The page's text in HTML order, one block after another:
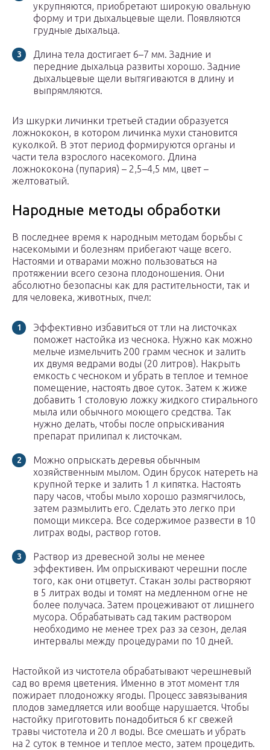
укрупняются, приобретают широкую овальную
форму и три дыхальцевые щели. Появляются
грудные дыхальца.
Длина тела достигает 6–7 мм. Задние и
передние дыхальца развиты хорошо. Задние
дыхальцевые щели вытягиваются в длину и
выпрямляются.
Из шкурки личинки третьей стадии образуется
ложнококон, в котором личинка мухи становится
куколкой. В этот период формируются органы и
части тела взрослого насекомого. Длина
ложнококона (пупария) – 2,5–4,5 мм, цвет –
желтоватый.
Народные методы обработки
В последнее время к народным методам борьбы с
насекомыми и болезням прибегают чаще всего.
Настоями и отварами можно пользоваться на
протяжении всего сезона плодоношения. Они
абсолютно безопасны как для растительности, так и
для человека, животных, пчел:
Эффективно избавиться от тли на листочках
поможет настойка из чеснока. Нужно как можно
мельче измельчить 200 грамм чеснок и залить
их двумя ведрами воды (20 литров). Накрыть
емкость с чесноком и убрать в теплое и темное
помещение, настоять двое суток. Затем к жиже
добавить 1 столовую ложку жидкого стирального
мыла или обычного моющего средства. Так
нужно делать, чтобы после опрыскивания
препарат прилипал к листочкам.
Можно опрыскать деревья обычным
хозяйственным мылом. Один брусок натереть на
крупной терке и залить 1 л кипятка. Настоять
пару часов, чтобы мыло хорошо размягчилось,
затем размылить его. Сделать это легко при
помощи миксера. Все содержимое развести в 10
литрах воды, раствор готов.
Раствор из древесной золы не менее
эффективен. Им опрыскивают черешни после
того, как они отцветут. Стакан золы растворяют
в 5 литрах воды и томят на медленном огне не
более получаса. Затем процеживают от лишнего
мусора. Обрабатывать сад таким раствором
необходимо не менее трех раз за сезон, делая
интервалы между процедурами по 10 дней.
Настойкой из чистотела обрабатывают черешневый
сад во время цветения. Именно в этот момент тля
пожирает плодоножку ягоды. Процесс завязывания
плодов замедляется или вообще нарушается. Чтобы
настойку приготовить понадобиться 6 кг свежей
травы чистотела и 20 л воды. Все смешать и убрать
на 2 суток в темное и теплое место, затем процедить.